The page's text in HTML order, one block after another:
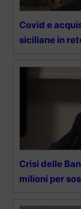
Covid e
siciliane in
Crisi delle
milioni per